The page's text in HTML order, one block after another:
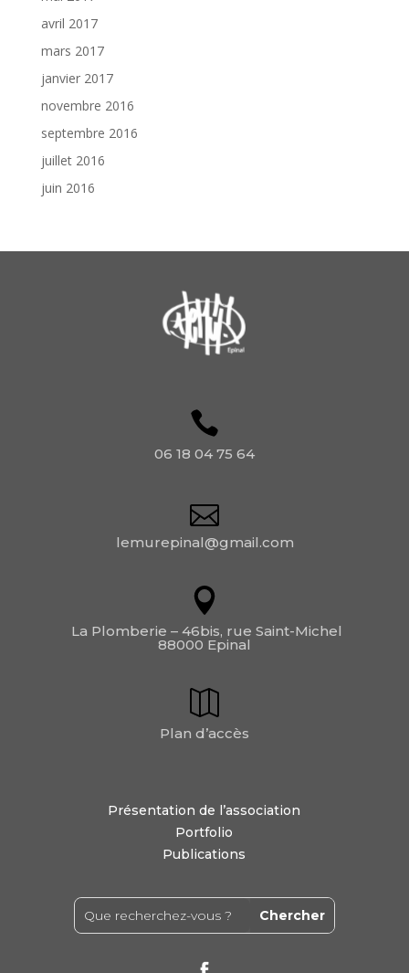
avril 2017
mars 2017
janvier 2017
novembre 2016
septembre 2016
juillet 2016
juin 2016
06 18 04 75 64
lemurepinal@gmail.com
La Plomberie – 46bis, rue Saint-Michel
88000 Epinal
Plan d’accès
Présentation de l’association
Portfolio
Publications